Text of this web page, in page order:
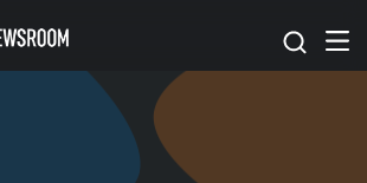
본문 바로가기